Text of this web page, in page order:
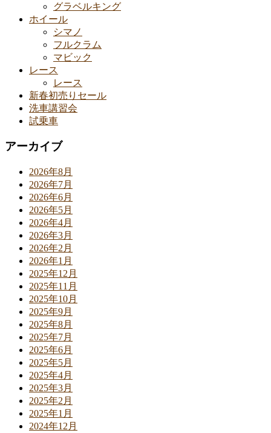
グラベルキング
ホイール
シマノ
フルクラム
マビック
レース
レース
新春初売りセール
洗車講習会
試乗車
アーカイブ
2026年8月
2026年7月
2026年6月
2026年5月
2026年4月
2026年3月
2026年2月
2026年1月
2025年12月
2025年11月
2025年10月
2025年9月
2025年8月
2025年7月
2025年6月
2025年5月
2025年4月
2025年3月
2025年2月
2025年1月
2024年12月